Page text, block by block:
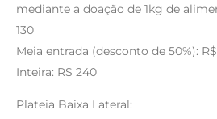
mediante a doação de 1kg de
130
Meia entrada (desconto de 50%):
Inteira: R$ 240
Plateia Baixa Lateral: